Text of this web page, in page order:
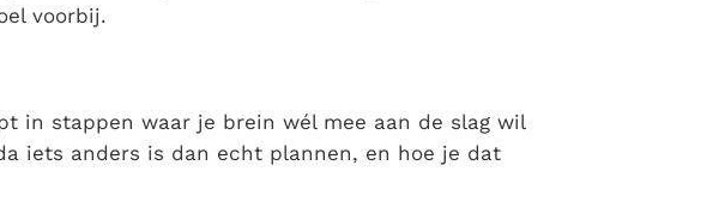
voorbij.
in stappen waar je brein wél mee aan de slag wil
iets anders is dan echt plannen, en hoe je dat